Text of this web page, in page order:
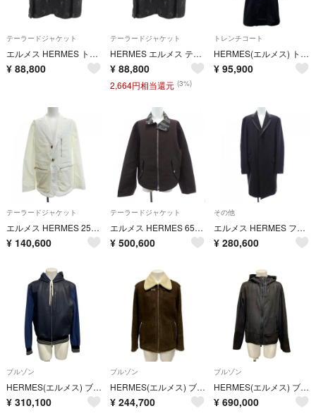
テーラードジャケット
エルメス HERMES トランプ シングルブレスト 2B テーラードジャケット 衣料品 アウター ポリエステル / コットン メンズ ブラック系 【中古】
¥ 88,800
テーラードジャケット
HERMES エルメス テーラードジャケット トランプ シングルブレスト 2B
¥ 88,800
2,664円相当還元 (3%)
トレンチコート
HERMES(エルメス) トレンチコート サイズ46 L メンズ - 黒 長袖/春/秋 コットン
¥ 95,900
テーラードジャケット
エルメス HERMES 254224H8 ジャケット
¥ 140,600
テーラードジャケット
エルメス HERMES 652220HD ジャケット
¥ 500,600
その他
エルメス HERMES ファントムテクニック メタモルフォーズ 441080H7 コート
¥ 280,600
ブルゾン
HERMES(エルメス) ブルゾン サイズ50 XL メンズ - ダークネイビー×ブルー 長袖/ラムスキン/異素材切替/リバーシブル/ジップアップ/春・秋物
¥ 310,100
ブルゾン
HERMES(エルメス) ブルゾン サイズ50 XL メンズ - ダークブラウン×アイボリー 長袖/ムートン/ジップアップ/冬
¥ 244,700
ブルゾン
HERMES(エルメス) ブルゾン サイズ48 L メンズ - ダークブラウン×黒 秋/冬 ミンク
¥ 690,000